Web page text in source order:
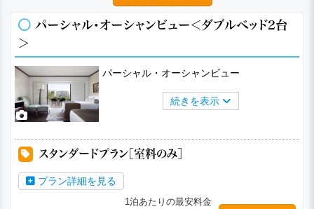
パーシャル・オーシャンビュー＜ダブルベッド2台
＞
パーシャル・オーシャンビュー
続きを表示
スタンダードプラン［室料のみ］
プラン詳細を見る
1泊あたりの最安料金